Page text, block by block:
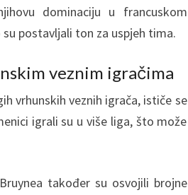
dominaciju u francuskom
postavljali ton za uspjeh tima.
veznim igračima
vrhunskih veznih igrača, ističe se
igrali su u više liga, što može
također su osvojili brojne